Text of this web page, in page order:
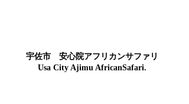
宇佐市 安心院アフリカンサファリ
Usa City Ajimu AfricanSafari.